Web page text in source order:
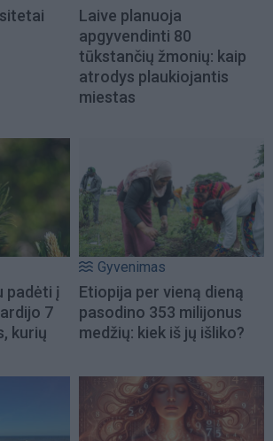
Laive planuoja
apgyvendinti 80
tūkstančių žmonių: kaip
atrodys plaukiojantis
miestas
padėti į
7
kurių
Gyvenimas
Etiopija per vieną dieną
pasodino 353 milijonus
medžių: kiek iš jų išliko?